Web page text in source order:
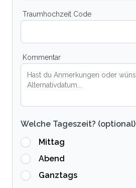
Traumhochzeit Code
Kommentar
Welche Tageszeit? (optional)
Mittag
Abend
Ganztags